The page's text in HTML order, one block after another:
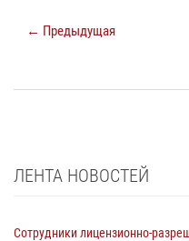
← Предыдущая
ЛЕНТА НОВОСТЕЙ
Сотрудники лицензионно-